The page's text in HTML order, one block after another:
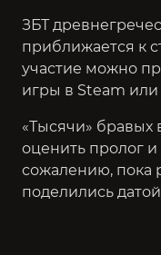
ЗБТ
приближается к
участие можно
игры в Steam или
«Тысячи» бравых
оценить пролог
сожалению, пока
поделились